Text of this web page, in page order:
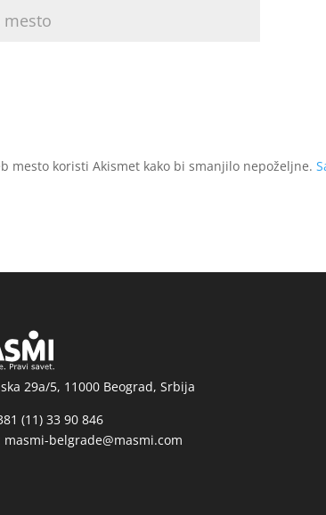
mesto koristi Akismet kako bi smanjilo nepoželjne.
29a/5, 11000 Beograd, Srbija
(11) 33 90 846
masmi-belgrade@masmi.com